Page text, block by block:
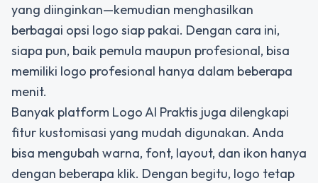
yang diinginkan—kemudian menghasilkan
berbagai opsi logo siap pakai. Dengan cara ini,
siapa pun, baik pemula maupun profesional, bisa
memiliki logo profesional hanya dalam beberapa
menit.
Banyak platform Logo AI Praktis juga dilengkapi
fitur kustomisasi yang mudah digunakan. Anda
bisa mengubah warna, font, layout, dan ikon hanya
dengan beberapa klik. Dengan begitu, logo tetap